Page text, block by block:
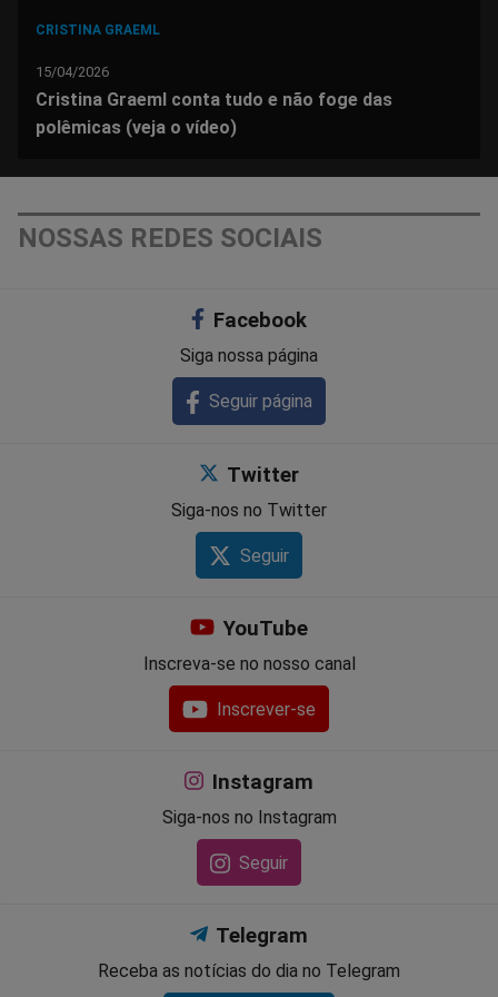
CRISTINA GRAEML
15/04/2026
Cristina Graeml conta tudo e não foge das
polêmicas (veja o vídeo)
NOSSAS REDES SOCIAIS
Facebook
Siga nossa página
Seguir página
Twitter
Siga-nos no Twitter
Seguir
YouTube
Inscreva-se no nosso canal
Inscrever-se
Instagram
Siga-nos no Instagram
Seguir
Telegram
Receba as notícias do dia no Telegram